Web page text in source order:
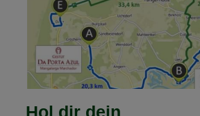
Hol dir dein